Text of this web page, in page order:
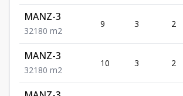
MANZ-3
32180 m2
9 3 2
MANZ-3
32180 m2
10 3 2